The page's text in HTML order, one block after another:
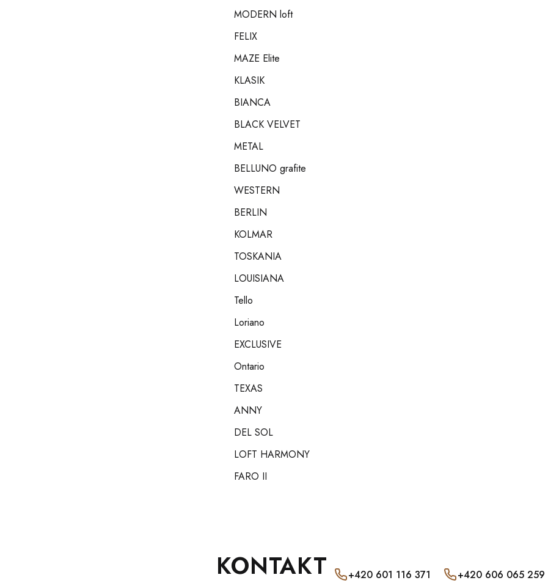
MODERN loft
FELIX
MAZE Elite
KLASIK
BIANCA
BLACK VELVET
METAL
BELLUNO grafite
WESTERN
BERLIN
KOLMAR
TOSKANIA
LOUISIANA
Tello
Loriano
EXCLUSIVE
Ontario
TEXAS
ANNY
DEL SOL
LOFT HARMONY
FARO II
KONTAKT +420 601 116 371 +420 606 065 259